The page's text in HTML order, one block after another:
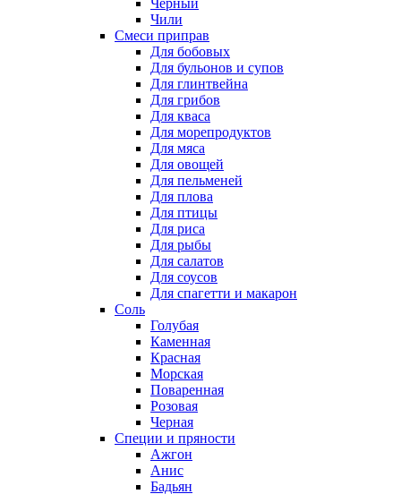
Черный
Чили
Смеси приправ
Для бобовых
Для бульонов и супов
Для глинтвейна
Для грибов
Для кваса
Для морепродуктов
Для мяса
Для овощей
Для пельменей
Для плова
Для птицы
Для риса
Для рыбы
Для салатов
Для соусов
Для спагетти и макарон
Соль
Голубая
Каменная
Красная
Морская
Поваренная
Розовая
Черная
Специи и пряности
Ажгон
Анис
Бадьян